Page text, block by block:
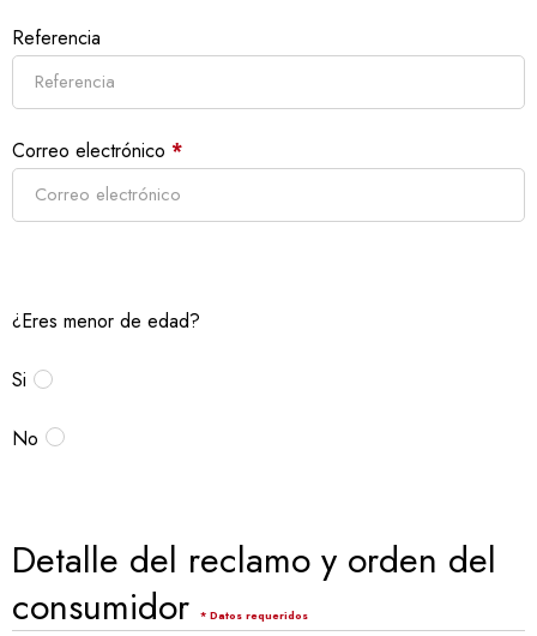
Referencia
Correo electrónico *
¿Eres menor de edad?
Si
No
Detalle del reclamo y orden del
consumidor* Datos requeridos